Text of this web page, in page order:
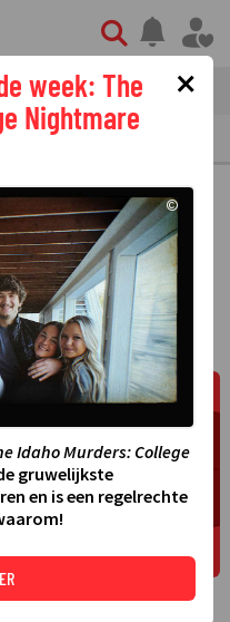
nieuws
GEMIST
×
week: The
Nightmare
©
Idaho Murders: College
gruwelijkste
en is een regelrechte